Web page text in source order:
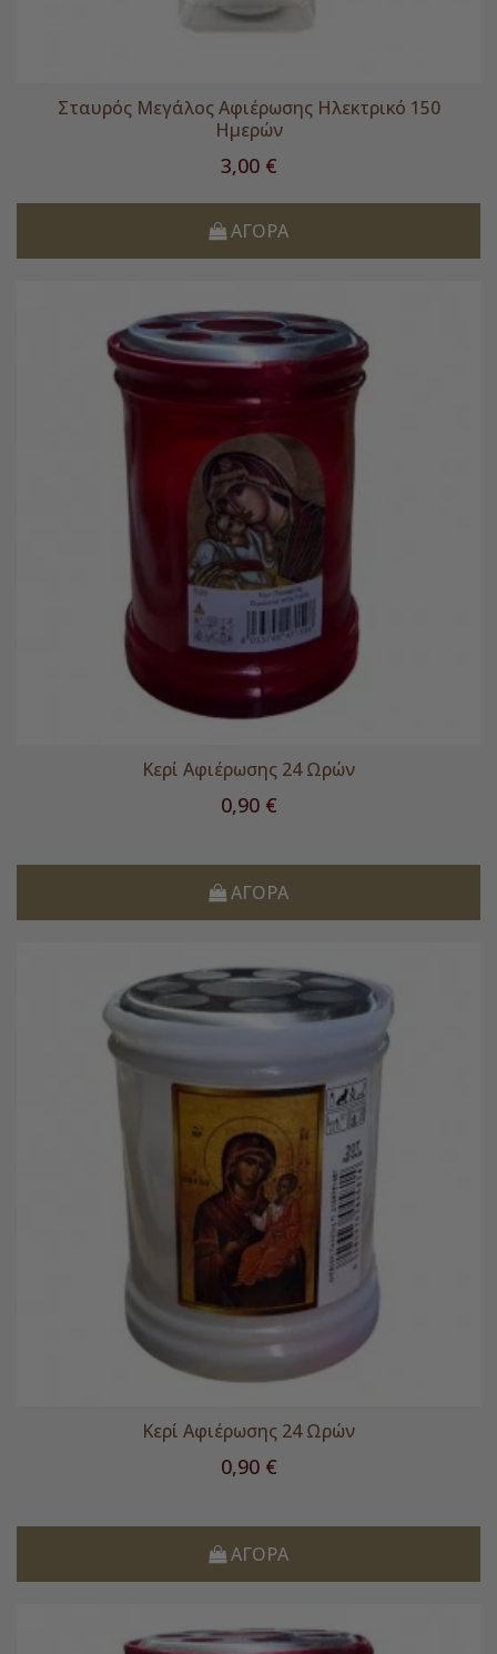
Σταυρός Μεγάλος Αφιέρωσης Ηλεκτρικό 150
Ημερών
Τιμή
3,00 €
ΑΓΟΡΆ
Κερί Αφιέρωσης 24 Ωρών
Τιμή
0,90 €
ΑΓΟΡΆ
Κερί Αφιέρωσης 24 Ωρών
Τιμή
0,90 €
ΑΓΟΡΆ